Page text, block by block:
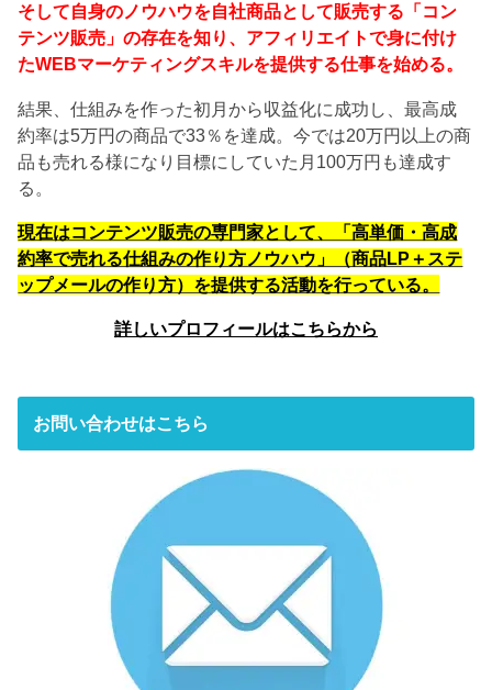
そして自身のノウハウを自社商品として販売する「コン
テンツ販売」の存在を知り、アフィリエイトで身に付け
たWEBマーケティングスキルを提供する仕事を始める。
結果、仕組みを作った初月から収益化に成功し、最高成
約率は5万円の商品で33％を達成。今では20万円以上の商
品も売れる様になり目標にしていた月100万円も達成す
る。
現在はコンテンツ販売の専門家として、「高単価・高成
約率で売れる仕組みの作り方ノウハウ」（商品LP＋ステ
ップメールの作り方）を提供する活動を行っている。
詳しいプロフィールはこちらから
お問い合わせはこちら